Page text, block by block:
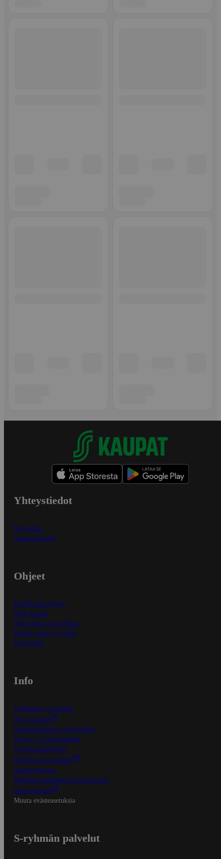
Yhteystiedot
Myymälät
Asiakaspalvelu
Ohjeet
Ensitilaajan ohjeet
Näin maksat
Näin tilaat ja muokkaat
Kaikki ohjeet ja vinkit
In English
Info
S-Business yrityksille
Oiva-raportit
Osuuskauppojen yhteystiedot
Tilaus- ja toimitusehdot
Tietosuojakäytäntö
Palvelun käyttöehdot
Saavutettavuus
Mobiilisovelluksen saavutettavuus
Mainostajalle
Muuta evästeasetuksia
S-ryhmän palvelut